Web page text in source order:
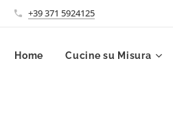
+39 371 5924125
Home Cucine su Misura